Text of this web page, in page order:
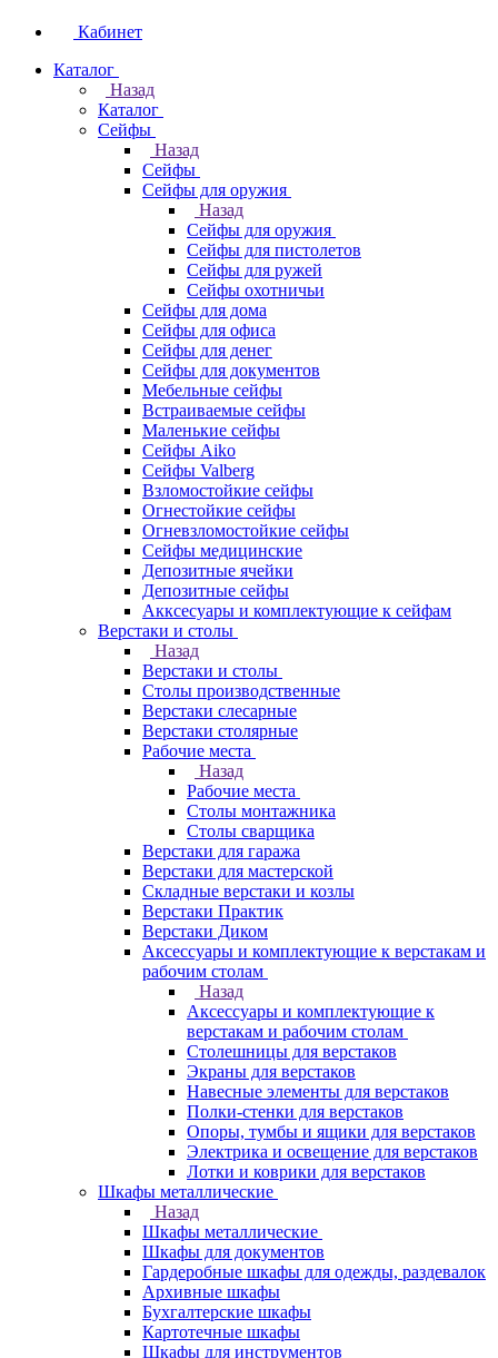
Кабинет
Каталог
Назад
Каталог
Cейфы
Назад
Cейфы
Cейфы для оружия
Назад
Cейфы для оружия
Сейфы для пистолетов
Сейфы для ружей
Сейфы охотничьи
Cейфы для дома
Cейфы для офиса
Сейфы для денег
Сейфы для документов
Мебельные сейфы
Встраиваемые сейфы
Маленькие сейфы
Сейфы Aiko
Сейфы Valberg
Взломостойкие сейфы
Огнестойкие сейфы
Огневзломостойкие сейфы
Сейфы медицинские
Депозитные ячейки
Депозитные сейфы
Акксесуары и комплектующие к сейфам
Верстаки и столы
Назад
Верстаки и столы
Столы производственные
Верстаки слесарные
Верстаки столярные
Рабочие места
Назад
Рабочие места
Столы монтажника
Столы сварщика
Верстаки для гаража
Верстаки для мастерской
Складные верстаки и козлы
Верстаки Практик
Верстаки Диком
Аксессуары и комплектующие к верстакам и
рабочим столам
Назад
Аксессуары и комплектующие к
верстакам и рабочим столам
Столешницы для верстаков
Экраны для верстаков
Навесные элементы для верстаков
Полки-стенки для верстаков
Опоры, тумбы и ящики для верстаков
Электрика и освещение для верстаков
Лотки и коврики для верстаков
Шкафы металлические
Назад
Шкафы металлические
Шкафы для документов
Гардеробные шкафы для одежды, раздевалок
Архивные шкафы
Бухгалтерские шкафы
Картотечные шкафы
Шкафы для инструментов